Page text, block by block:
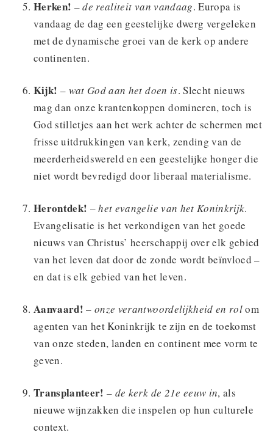
Herken! –de realiteit van vandaag. Europa is
vandaag de dag een geestelijke dwerg vergeleken
met de dynamische groei van de kerk op andere
continenten.
Kijk! – wat God aan het doen is. Slecht nieuws
mag dan onze krantenkoppen domineren, toch is
God stilletjes aan het werk achter de schermen met
frisse uitdrukkingen van kerk, zending van de
meerderheidswereld en een geestelijke honger die
niet wordt bevredigd door liberaal materialisme.
Herontdek! –het evangelie van het Koninkrijk.
Evangelisatie is het verkondigen van het goede
nieuws van Christus’ heerschappij over elk gebied
van het leven dat door de zonde wordt beïnvloed –
en dat is elk gebied van het leven.
Aanvaard! –onze verantwoordelijkheid en rolom
agenten van het Koninkrijk te zijn en de toekomst
van onze steden, landen en continent mee vorm te
geven.
Transplanteer! – de kerk de 21e eeuw in, als
nieuwe wijnzakken die inspelen op hun culturele
context.